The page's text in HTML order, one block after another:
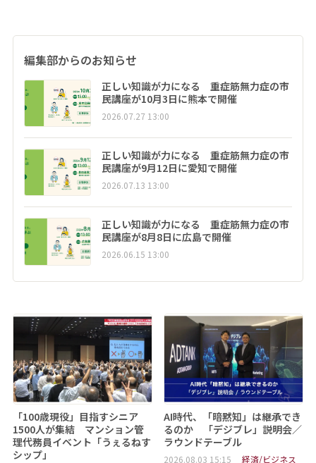
編集部からのお知らせ
正しい知識が力になる 重症筋無力症の市
民講座が10月3日に熊本で開催
2026.07.27 13:00
正しい知識が力になる 重症筋無力症の市
民講座が9月12日に愛知で開催
2026.07.13 13:00
正しい知識が力になる 重症筋無力症の市
民講座が8月8日に広島で開催
2026.06.15 13:00
「100歳現役」目指すシニア
1500人が集結 マンション管
理代務員イベント「うぇるねす
シップ」
AI時代、「暗黙知」は継承でき
るのか 「デジブレ」説明会／
ラウンドテーブル
2026.08.03 15:15 経済/ビジネス